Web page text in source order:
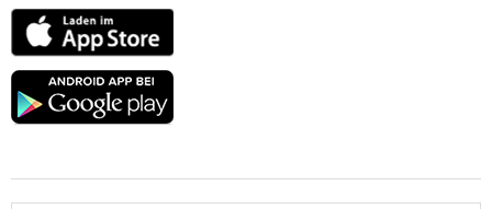
App
Store
Google